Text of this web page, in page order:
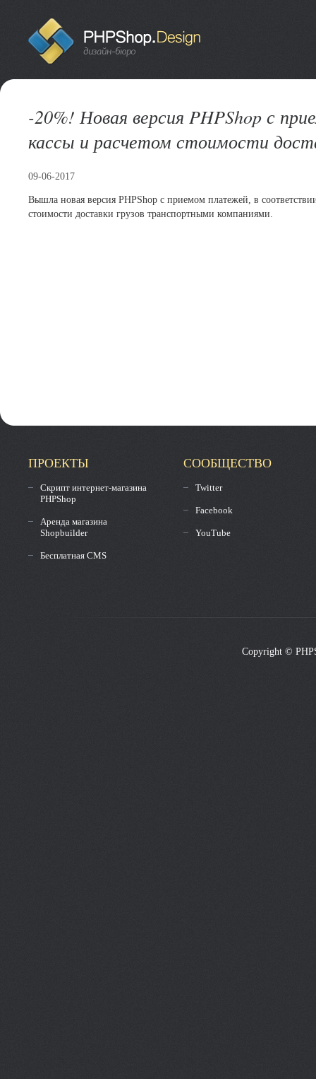
-20%! Новая версия PHPShop с
кассы и расчетом стоимости
09-06-2017
Вышла новая версия PHPShop с приемом платежей, в
стоимости доставки грузов транспортными компаниями.
ПРОЕКТЫ
Скрипт интернет-магазина
PHPShop
Аренда магазина
Shopbuilder
Бесплатная CMS
СООБЩЕСТВО
Twitter
Facebook
YouTube
Copyright ©